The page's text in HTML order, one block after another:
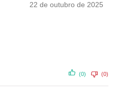
22 de outubro de 2025
(0) (0)